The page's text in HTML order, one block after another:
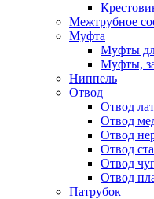
Межтрубное
Муфта
Муфты
Муфты,
Ниппель
Отвод
Отвод
Отвод
Отвод
Отвод
Отвод
Отвод
Патрубок